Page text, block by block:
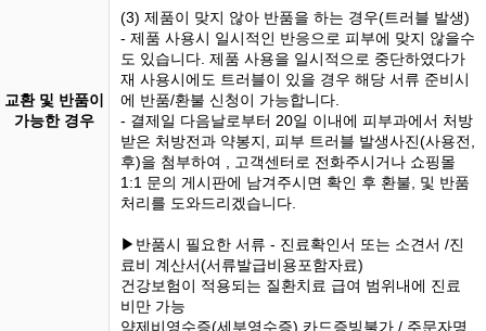
교환 및 반품이
가능한 경우
(3) 제품이 맞지 않아 반품을 하는 경우(트러블 발생)
- 제품 사용시 일시적인 반응으로 피부에 맞지 않을수
도 있습니다. 제품 사용을 일시적으로 중단하였다가
재 사용시에도 트러블이 있을 경우 해당 서류 준비시
에 반품/환불 신청이 가능합니다.
- 결제일 다음날로부터 20일 이내에 피부과에서 처방
받은 처방전과 약봉지, 피부 트러블 발생사진(사용전,
후)을 첨부하여 , 고객센터로 전화주시거나 쇼핑몰
1:1 문의 게시판에 남겨주시면 확인 후 환불, 및 반품
처리를 도와드리겠습니다.
▶반품시 필요한 서류 - 진료확인서 또는 소견서 /진
료비 계산서(서류발급비용포함자료)
건강보험이 적용되는 질환치료 급여 범위내에 진료
비만 가능
약제비영수증(세부영수증),카드증빙불가 / 주문자명